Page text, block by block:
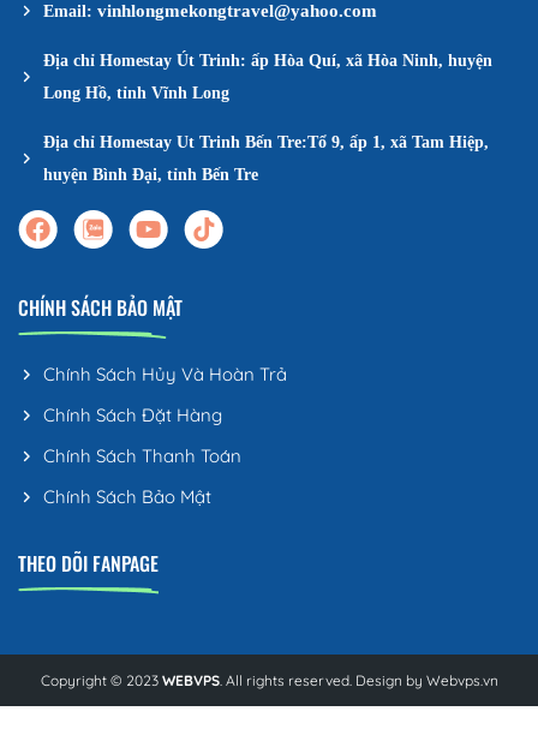
Email: vinhlongmekongtravel@yahoo.com
Địa chỉ Homestay Út Trinh: ấp Hòa Quí, xã Hòa Ninh, huyện
Long Hồ, tỉnh Vĩnh Long
Địa chỉ Homestay Ut Trinh Bến Tre:Tổ 9, ấp 1, xã Tam Hiệp,
huyện Bình Đại, tỉnh Bến Tre
CHÍNH SÁCH BẢO MẬT
Chính Sách Hủy Và Hoàn Trả
Chính Sách Đặt Hàng
Chính Sách Thanh Toán
Chính Sách Bảo Mật
THEO DÕI FANPAGE
Copyright © 2023 WEBVPS. All rights reserved. Design by Webvps.vn